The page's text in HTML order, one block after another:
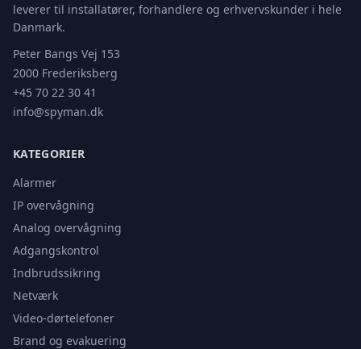
leverer til installatører, forhandlere og erhvervskunder i hele
Danmark.
Peter Bangs Vej 153
2000 Frederiksberg
+45 70 22 30 41
info@spyman.dk
KATEGORIER
Alarmer
IP overvågning
Analog overvågning
Adgangskontrol
Indbrudssikring
Netværk
Video-dørtelefoner
Brand og evakuering